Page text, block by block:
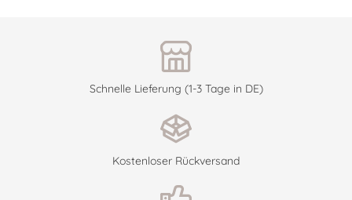
Schnelle Lieferung (1-3 Tage in DE)
Kostenloser Rückversand